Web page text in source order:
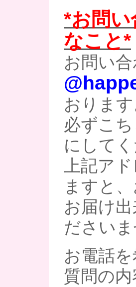
*お問
なこと*
お問い
おります
必ずこ
にしてく
上記ア
ますと
お届け
ださいま
お電話
質問の内